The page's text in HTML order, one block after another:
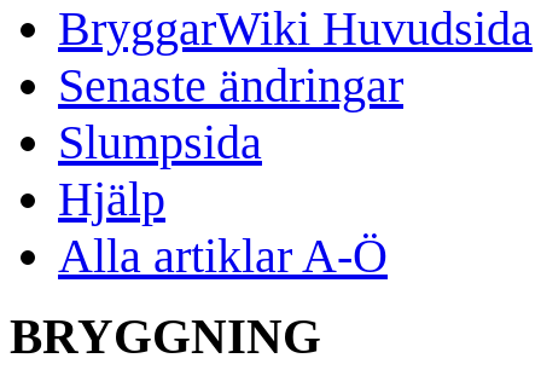
BryggarWiki Huvudsida
Senaste ändringar
Slumpsida
Hjälp
Alla artiklar A-Ö
BRYGGNING